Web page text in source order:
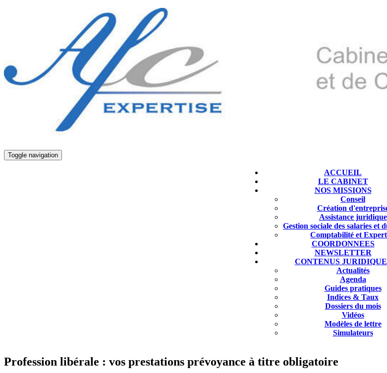
Toggle navigation
ACCUEIL
LE CABINET
NOS MISSIONS
Conseil
Création
Assistance juridique
Gestion sociale des salaries et
Comptabilité et
COORDONNEES
NEWSLETTER
CONTENUS
Actualités
Agenda
Guides pratiques
Indices & Taux
Dossiers du mois
Vidéos
Modèles de lettre
Simulateurs
Profession libérale : vos prestations prévoyance à titre obligatoire